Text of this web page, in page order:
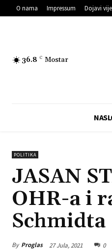
O nama Impressum Dojavi
36.8 C Mostar
POLITIKA
JASAN
OHR-a i
Schmidta
By Proglas 27 Jula, 2021 0